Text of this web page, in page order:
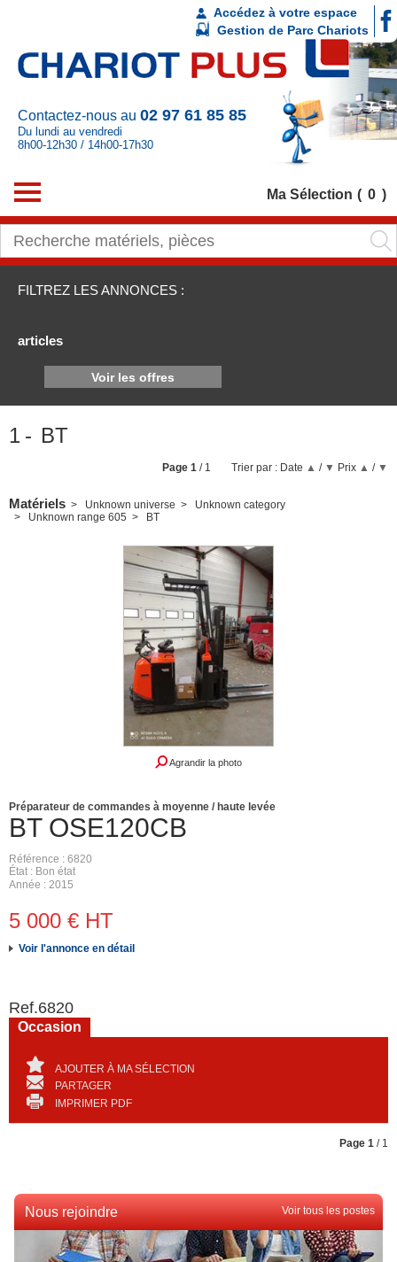
Contactez-nous au 02 97 61 85 85
Du lundi au vendredi
8h00-12h30 / 14h00-17h30
Accédez à votre espace
Gestion de Parc Chariots
Ma Sélection 0
FILTREZ LES ANNONCES :
articles
Voir les offres
Matériels Unknown universe
Unknown category
Unknown range 605
BT
1 BT
Trier par : Date ▲ / ▼ Prix ▲ / ▼
Page 1 / 1
Agrandir la photo
BT OSE120CB
Préparateur de commandes à moyenne / haute levée
Référence
6820
État
Bon état
Année
2015
5 000 € HT
Voir l'annonce en détail
Ref.6820
Occasion
AJOUTER À MA SÉLECTION
PARTAGER
IMPRIMER PDF
Page 1 / 1
Nous rejoindre Voir tous les postes